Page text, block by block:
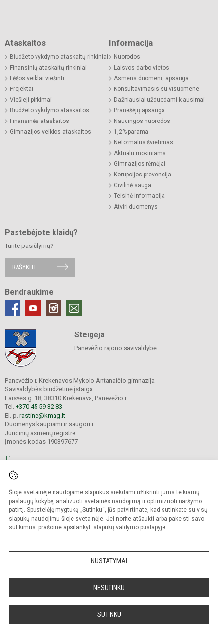
Šioje svetainėje naudojame slapukus siekdami užtikrinti jums teikiamų
paslaugų kokybę, analizuoti svetainės naudojimą ir optimizuoti naršymo
patirtį. Spustelėję mygtuką „Sutinku“, jūs patvirtinate, kad sutinkate su visų
slapukų naudojimu šioje svetainėje. Jei norite atšaukti arba pakeisti savo
sutikimus, prašome apsilankyti slapukų valdymo puslapyje.
NUSTATYMAI
NESUTINKU
SUTINKU
Ataskaitos
Biudžeto vykdymo ataskaitų rinkiniai
Finansinių ataskaitų rinkiniai
Lėšos veiklai viešinti
Projektai
Viešieji pirkimai
Biudžeto vykdymo ataskaitos
Finansinės ataskaitos
Gimnazijos veiklos ataskaitos
Informacija
Nuorodos
Laisvos darbo vietos
Asmens duomenų apsauga
Konsultavimasis su visuomene
Dažniausiai užduodami klausimai
Pranešėjų apsauga
Naudingos nuorodos
1,2% parama
Neformalus švietimas
Aktualu mokiniams
Gimnazijos rėmėjai
Korupcijos prevencija
Civilinė sauga
Teisinė informacija
Atviri duomenys
Pastebėjote klaidų?
Turite pasiūlymų?
RAŠYKITE
Bendraukime
Steigėja
Panevėžio rajono savivaldybė
Panevėžio r. Krekenavos Mykolo Antanaičio gimnazija
Savivaldybės biudžetinė įstaiga
Laisvės g. 18, 38310 Krekenava, Panevėžio r.
Tel. +370 45 59 32 83
El. p. rastine@kmag.lt
Duomenys kaupiami ir saugomi
Juridinių asmenų registre
Įmonės kodas 190397677
saugomos.
Kopijuoti turinį be raštiško gimnazijos sutikimo griežtai draudžiama.
Prieinamumo paraiška Slapukų valdymas
Sumanus būdas atnaujinti